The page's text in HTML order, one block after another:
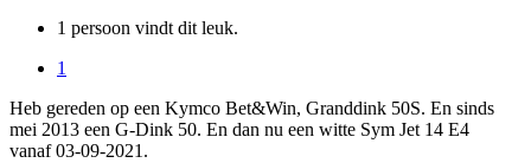
1 persoon vindt dit leuk.
1
Heb gereden op een Kymco Bet&Win, Granddink 50S. En sinds
mei 2013 een G-Dink 50. En dan nu een witte Sym Jet 14 E4
vanaf 03-09-2021.